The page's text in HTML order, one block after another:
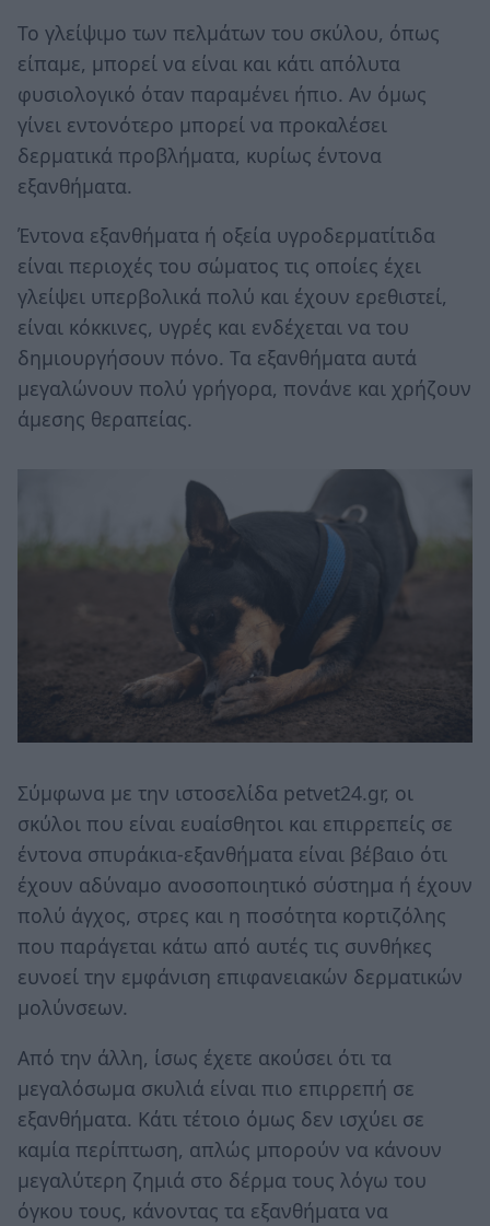
Το γλείψιμο των πελμάτων του σκύλου, όπως
είπαμε, μπορεί να είναι και κάτι απόλυτα
φυσιολογικό όταν παραμένει ήπιο. Αν όμως
γίνει εντονότερο μπορεί να προκαλέσει
δερματικά προβλήματα, κυρίως έντονα
εξανθήματα.
Έντονα εξανθήματα ή οξεία υγροδερματίτιδα
είναι περιοχές του σώματος τις οποίες έχει
γλείψει υπερβολικά πολύ και έχουν ερεθιστεί,
είναι κόκκινες, υγρές και ενδέχεται να του
δημιουργήσουν πόνο. Τα εξανθήματα αυτά
μεγαλώνουν πολύ γρήγορα, πονάνε και χρήζουν
άμεσης θεραπείας.
Σύμφωνα με την ιστοσελίδα petvet24.gr, οι
σκύλοι που είναι ευαίσθητοι και επιρρεπείς σε
έντονα σπυράκια-εξανθήματα είναι βέβαιο ότι
έχουν αδύναμο ανοσοποιητικό σύστημα ή έχουν
πολύ άγχος, στρες και η ποσότητα κορτιζόλης
που παράγεται κάτω από αυτές τις συνθήκες
ευνοεί την εμφάνιση επιφανειακών δερματικών
μολύνσεων.
Από την άλλη, ίσως έχετε ακούσει ότι τα
μεγαλόσωμα σκυλιά είναι πιο επιρρεπή σε
εξανθήματα. Κάτι τέτοιο όμως δεν ισχύει σε
καμία περίπτωση, απλώς μπορούν να κάνουν
μεγαλύτερη ζημιά στο δέρμα τους λόγω του
όγκου τους, κάνοντας τα εξανθήματα να